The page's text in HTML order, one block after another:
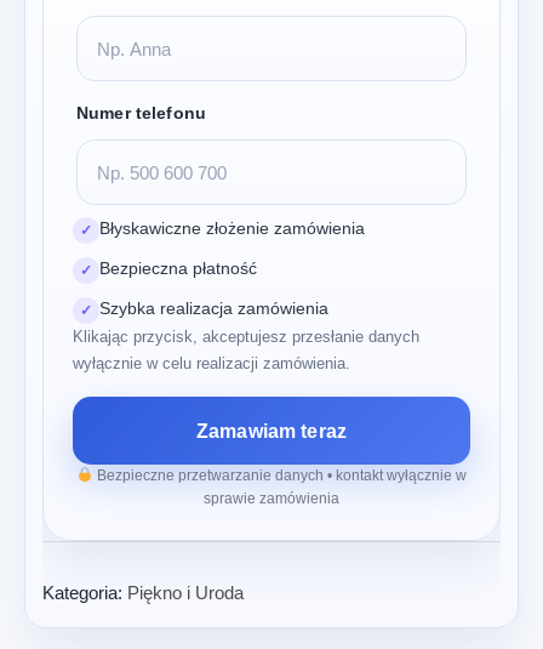
Numer telefonu
✓ Błyskawiczne złożenie zamówienia
✓ Bezpieczna płatność
✓ Szybka realizacja zamówienia
Klikając przycisk, akceptujesz przesłanie danych
wyłącznie w celu realizacji zamówienia.
Zamawiam teraz
Bezpieczne przetwarzanie danych • kontakt wyłącznie w
sprawie zamówienia
Kategoria: Piękno i Uroda